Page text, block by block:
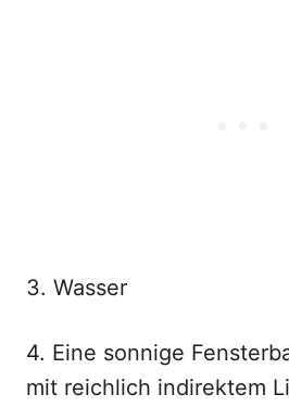
3. Wasser
4. Eine sonnige
mit reichlich indirektem